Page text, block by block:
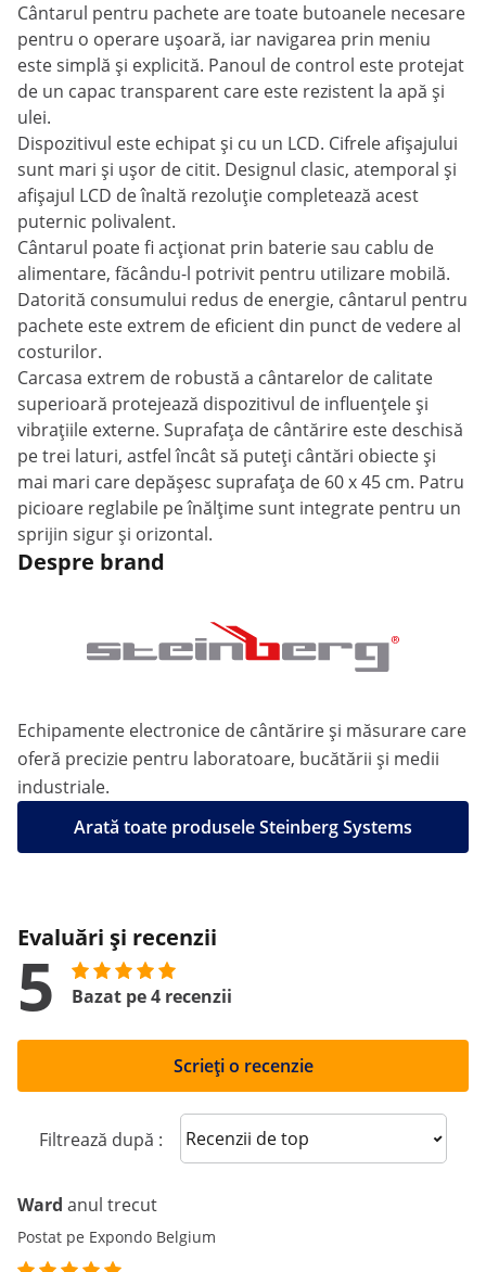
Cântarul pentru pachete are toate butoanele necesare
pentru o operare ușoară, iar navigarea prin meniu
este simplă și explicită. Panoul de control este protejat
de un capac transparent care este rezistent la apă și
ulei.
Dispozitivul este echipat și cu un LCD. Cifrele afișajului
sunt mari și ușor de citit. Designul clasic, atemporal și
afișajul LCD de înaltă rezoluție completează acest
puternic polivalent.
Cântarul poate fi acționat prin baterie sau cablu de
alimentare, făcându-l potrivit pentru utilizare mobilă.
Datorită consumului redus de energie, cântarul pentru
pachete este extrem de eficient din punct de vedere al
costurilor.
Carcasa extrem de robustă a cântarelor de calitate
superioară protejează dispozitivul de influențele și
vibrațiile externe. Suprafața de cântărire este deschisă
pe trei laturi, astfel încât să puteți cântări obiecte și
mai mari care depășesc suprafața de 60 x 45 cm. Patru
picioare reglabile pe înălțime sunt integrate pentru un
sprijin sigur și orizontal.
Despre brand
Echipamente electronice de cântărire și măsurare care
oferă precizie pentru laboratoare, bucătării și medii
industriale.
Arată toate produsele Steinberg Systems
Evaluări și recenzii
5 Bazat pe 4 recenzii
Scrieți o recenzie
Filtrează după : Sort reviews
Ward anul trecut
Postat pe Expondo Belgium